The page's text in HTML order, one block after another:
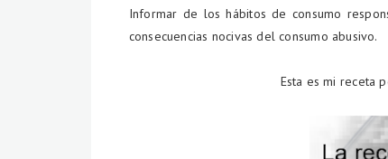
Informar de los hábitos de consumo
consecuencias nocivas del consumo abusivo.
Esta es mi receta